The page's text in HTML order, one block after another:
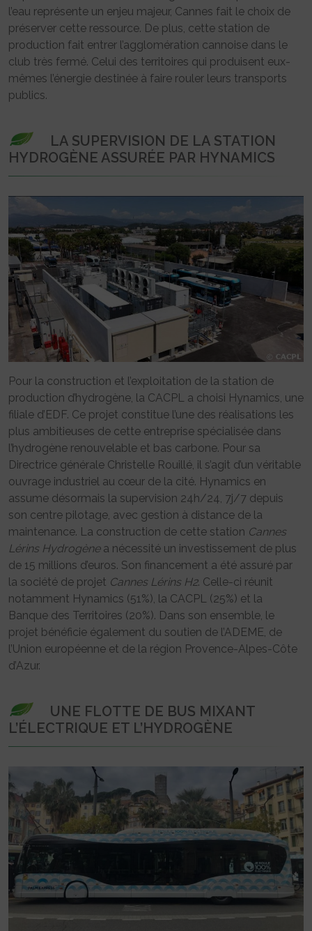
l’eau représente un enjeu majeur, Cannes fait le choix de
préserver cette ressource. De plus, cette station de
production fait entrer l’agglomération cannoise dans le
club très fermé. Celui des territoires qui produisent eux-
mêmes l’énergie destinée à faire rouler leurs transports
publics.
LA SUPERVISION DE LA STATION
HYDROGÈNE ASSURÉE PAR HYNAMICS
Pour la construction et l’exploitation de la station de
production d’hydrogène, la CACPL a choisi Hynamics, une
filiale d’EDF. Ce projet constitue l’une des réalisations les
plus ambitieuses de cette entreprise spécialisée dans
l’hydrogène renouvelable et bas carbone. Pour sa
Directrice générale Christelle Rouillé, il s’agit d’un véritable
ouvrage industriel au cœur de la cité. Hynamics en
assume désormais la supervision 24h/24, 7j/7 depuis
son centre pilotage, avec gestion à distance de la
maintenance. La construction de cette station Cannes
Lérins Hydrogènea nécessité un investissement de plus
de 15 millions d’euros. Son financement a été assuré par
la société de projet Cannes Lérins H2. Celle-ci réunit
notamment Hynamics (51%), la CACPL (25%) et la
Banque des Territoires (20%). Dans son ensemble, le
projet bénéficie également du soutien de l’ADEME, de
l’Union européenne et de la région Provence-Alpes-Côte
d’Azur.
UNE FLOTTE DE BUS MIXANT
L’ÉLECTRIQUE ET L’HYDROGÈNE